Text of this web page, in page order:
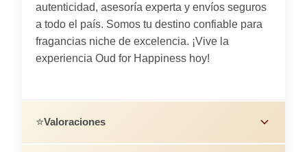
autenticidad, asesoría experta y envíos seguros
a todo el país. Somos tu destino confiable para
fragancias niche de excelencia. ¡Vive la
experiencia Oud for Happiness hoy!
⭐Valoraciones